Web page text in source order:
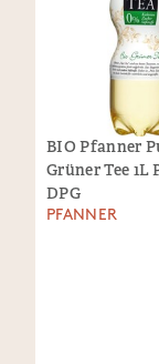
BIO Pfanner
Grüner Tee 1L
DPG
PFANNER